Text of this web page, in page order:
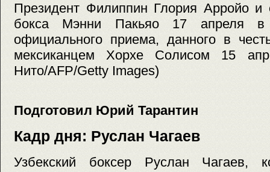
Президент Филиппин Глория Арройо и
бокса Мэнни Пакьяо 17 апреля
официального приема, данного в
мексиканцем Хорхе Солисом 15
Нито/AFP/Getty Images)
Подготовил Юрий Тарантин
Кадр дня: Руслан Чагаев
Узбекский боксер Руслан Чагаев,